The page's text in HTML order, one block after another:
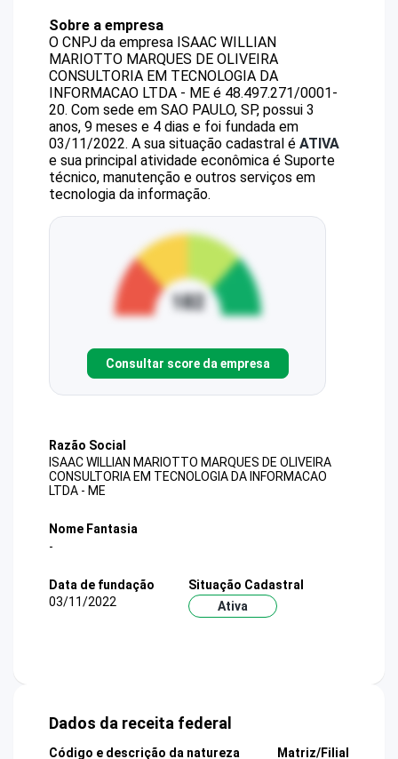
Sobre a empresa
O CNPJ da empresa ISAAC WILLIAN
MARIOTTO MARQUES DE OLIVEIRA
CONSULTORIA EM TECNOLOGIA DA
INFORMACAO LTDA - ME é 48.497.271/0001-
20. Com sede em SAO PAULO, SP, possui 3
anos, 9 meses e 4 dias e foi fundada em
03/11/2022. A sua situação cadastral é ATIVA
e sua principal atividade econômica é Suporte
técnico, manutenção e outros serviços em
tecnologia da informação.
Consultar score da empresa
Razão Social
ISAAC WILLIAN MARIOTTO MARQUES DE OLIVEIRA
CONSULTORIA EM TECNOLOGIA DA INFORMACAO
LTDA - ME
Nome Fantasia
-
Data de fundação
03/11/2022
Situação Cadastral
Ativa
Dados da receita federal
Código e descrição da natureza
Matriz/Filial